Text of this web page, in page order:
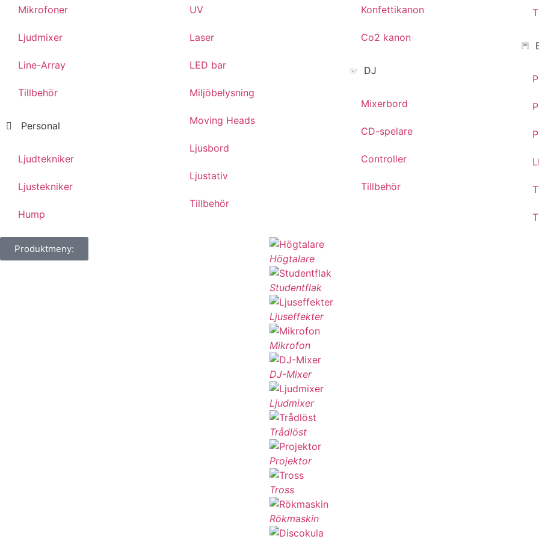
Mikrofoner
Ljudmixer
Line-Array
Tillbehör
Personal
Ljudtekniker
Ljustekniker
Hump
UV
Laser
LED bar
Miljöbelysning
Moving Heads
Ljusbord
Ljustativ
Tillbehör
Konfettikanon
Co2 kanon
DJ
Mixerbord
CD-spelare
Controller
Tillbehör
Produktmeny:
Högtalare
Studentflak
Ljuseffekter
Mikrofon
DJ-Mixer
Ljudmixer
Trådlöst
Projektor
Tross
Rökmaskin